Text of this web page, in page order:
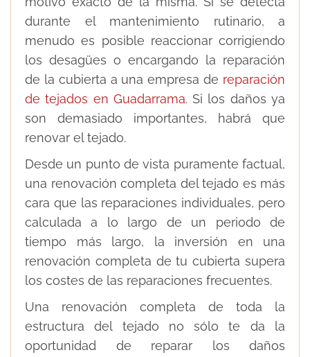
durante el mantenimiento rutinario, a
menudo es posible reaccionar corrigiendo
los desagües o encargando la reparación
de la cubierta a una empresa de reparación
de tejados en Guadarrama. Si los daños ya
son demasiado importantes, habrá que
renovar el tejado.
Desde un punto de vista puramente factual,
una renovación completa del tejado es más
cara que las reparaciones individuales, pero
calculada a lo largo de un periodo de
tiempo más largo, la inversión en una
renovación completa de tu cubierta supera
los costes de las reparaciones frecuentes.
Una renovación completa de toda la
estructura del tejado no sólo te da la
oportunidad de reparar los daños